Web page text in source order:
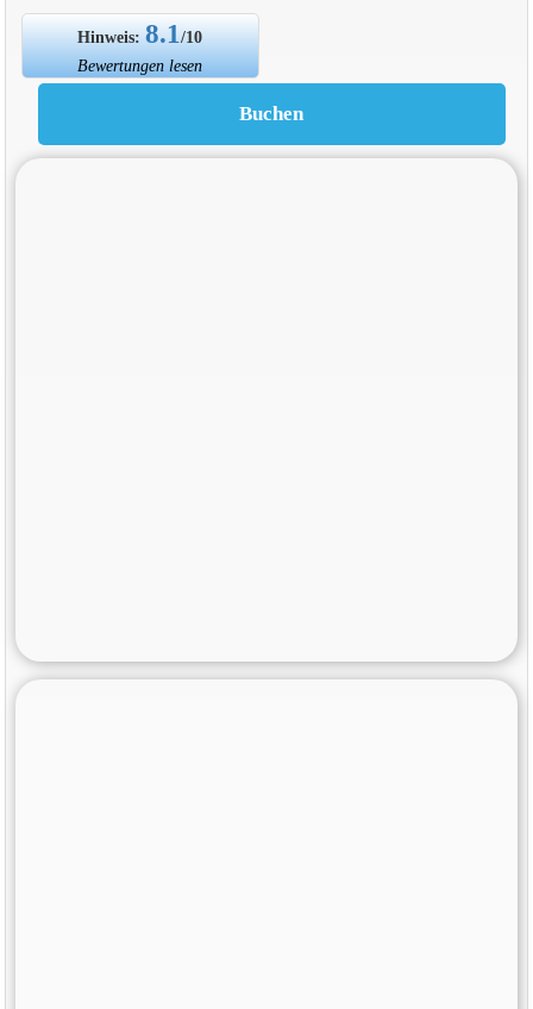
Hinweis:8.1/10
Bewertungen lesen